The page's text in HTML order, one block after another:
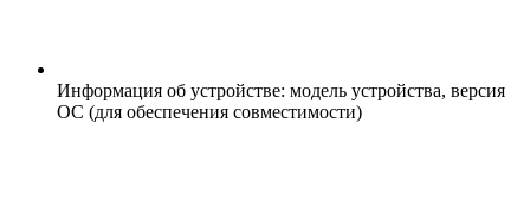
Информация об устройстве: модель устройства, версия
ОС (для обеспечения совместимости)